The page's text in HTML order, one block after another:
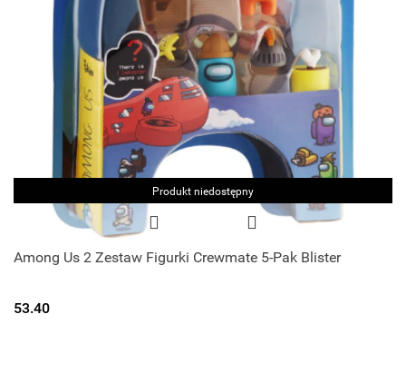
Produkt niedostępny
Among Us 2 Zestaw Figurki Crewmate 5-Pak Blister
53.40